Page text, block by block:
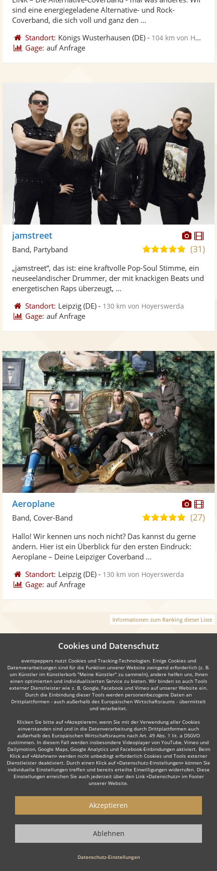
Fotos
sind eine energiegeladene Alternative- und Rock-
Coverband, die sich voll und ganz den ...
Standort: Königs Wusterhausen (DE) - 104 km von Hoyerswerda
Gage: auf Anfrage
Fotos
jamstreet
5,0
5
(31)
Band, Partyband
„jamstreet“, das ist: eine kraftvolle Pop-Soul Stimme, ein
neuseeländischer Drummer, der mit knackigen Beats und
energetischen Raps überzeugt, ...
Standort: Leipzig (DE) - 130 km von Hoyerswerda
Gage: auf Anfrage
Fotos
Aeroplane
5,0
5
(27)
Band, Cover-Band
Hallo! Wir kennen uns noch nicht? Das kannst du gerne
ändern. Hier ist ein Überblick für den ersten Eindruck:
Aeroplane – Deine Leipziger Coverband ...
Standort: Leipzig (DE) - 130 km von Hoyerswerda
Gage: auf Anfrage
Informationen zum Ranking dieser Liste
Rock Top 40 Alternative Band Tanz- & Showband
Wie funktioniert's?
Starten Sie mit dem Button 'Kostenlos anfragen' eine Anfrage an die für
Sie interessanten Bands - also z. B. bestimmte Partybands &
Coverbands. Diesen Button finden Sie auf den jeweiligen Künstler-
Cookies und Datenschutz
eventpeppers nutzt Cookies und Tracking-Technologien. Einige Cookies und
Datenverarbeitungen sind für die Funktion unserer Website zwingend erforderlich (z. B.
um Künstler im Künstlerkorb "Meine Künstler" zu sammeln), andere helfen uns, Ihnen
einen optimierten und individualisierten Service zu bieten. Wir binden so auch Tools
externer Dienstleister wie z. B. Google, Facebook und Vimeo auf unserer Website ein.
Durch die Einbindung dieser Tools werden personenbezogene Daten an
Drittplattformen - auch außerhalb des Europäischen Wirtschaftsraums - übermittelt
und verarbeitet.
Klicken Sie bitte auf «Akzeptieren», wenn Sie mit der Verwendung aller Cookies
einverstanden sind und in die Datenverarbeitung durch Drittplattformen auch
außerhalb des Europäischen Wirtschaftsraums nach Art. 49 Abs. 1 lit. a DSGVO
zustimmen. In diesem Fall werden insbesondere Videoplayer von YouTube, Vimeo und
Dailymotion, Google Maps, Google Analytics und Facebook-Einbindungen aktiviert. Beim
Klick auf «Ablehnen» werden nicht unbedingt erforderlich Cookies und Tools externer
Dienstleister deaktiviert. Durch einen Klick auf «Datenschutz-Einstellungen» können Sie
individuelle Einstellungen treffen und bereits erteilte Einwilligungen widerrufen. Diese
Einstellungen erreichen Sie auch jederzeit über den Link «Datenschutz» im Footer
unserer Website.
Datenschutz-Einstellungen
Akzeptieren
Ablehnen